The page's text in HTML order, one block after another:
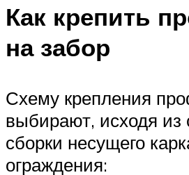
Как крепить
на забор
Схему крепления
выбирают, исходя из
сборки несущего
ограждения: